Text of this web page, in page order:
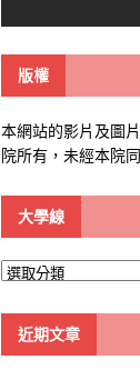
版權
本網站的影片及圖
院所有，未經本院
大學線
大
線
近期文章